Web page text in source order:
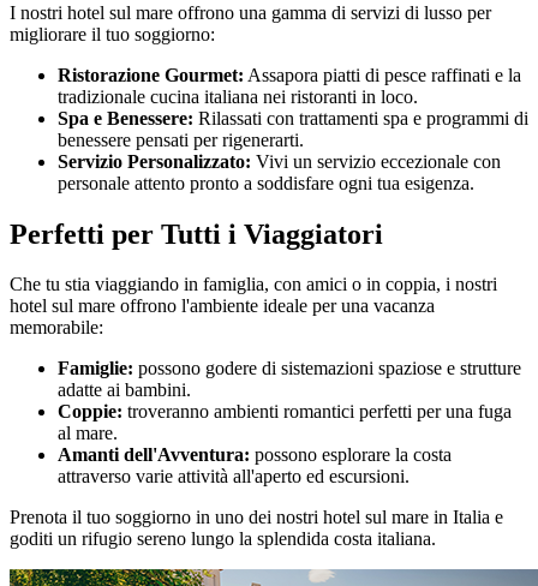
I nostri hotel sul mare offrono una gamma di servizi di lusso per
migliorare il tuo soggiorno:
Ristorazione Gourmet: Assapora piatti di pesce raffinati e la
tradizionale cucina italiana nei ristoranti in loco.
Spa e Benessere: Rilassati con trattamenti spa e programmi di
benessere pensati per rigenerarti.
Servizio Personalizzato: Vivi un servizio eccezionale con
personale attento pronto a soddisfare ogni tua esigenza.
Perfetti per Tutti i Viaggiatori
Che tu stia viaggiando in famiglia, con amici o in coppia, i nostri
hotel sul mare offrono l'ambiente ideale per una vacanza
memorabile:
Famiglie: possono godere di sistemazioni spaziose e strutture
adatte ai bambini.
Coppie: troveranno ambienti romantici perfetti per una fuga
al mare.
Amanti dell'Avventura: possono esplorare la costa
attraverso varie attività all'aperto ed escursioni.
Prenota il tuo soggiorno in uno dei nostri hotel sul mare in Italia e
goditi un rifugio sereno lungo la splendida costa italiana.